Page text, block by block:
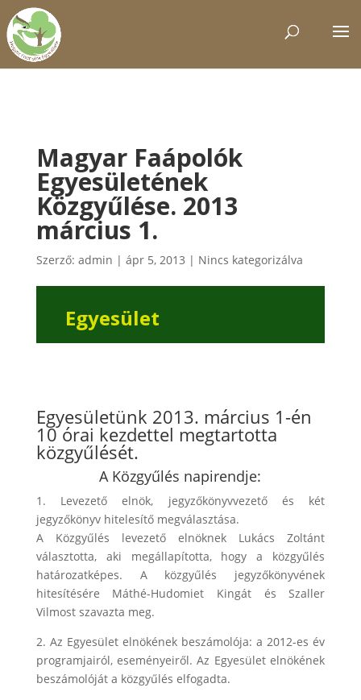
Magyar Faápolók
Egyesületének
Közgyűlése. 2013
március 1.
Szerző: admin | ápr 5, 2013 | Nincs kategorizálva
Egyesület
Egyesületünk 2013. március 1-én
10 órai kezdettel megtartotta
közgyűlését.
A Közgyűlés napirendje:
1. Levezető elnök, jegyzőkönyvvezető és két
jegyzőkönyv hitelesítő megválasztása.
A Közgyűlés levezető elnöknek Lukács Zoltánt
választotta, aki megállapította, hogy a közgyűlés
határozatképes. A közgyűlés jegyzőkönyvének
hitesítésére Máthé-Hudomiet Kingát és Szaller
Vilmost szavazta meg.
2. Az Egyesület elnökének beszámolója: a 2012-es év
programjairól, eseményeiről. Az Egyesület elnökének
beszámolóját a közgyűlés elfogadta.